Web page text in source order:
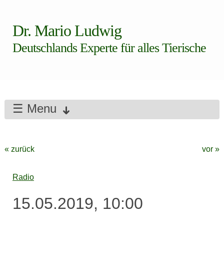
Dr. Mario Ludwig
Deutschlands Experte für alles Tierische
☰ Menu
« zurück vor »
Radio
15.05.2019, 10:00